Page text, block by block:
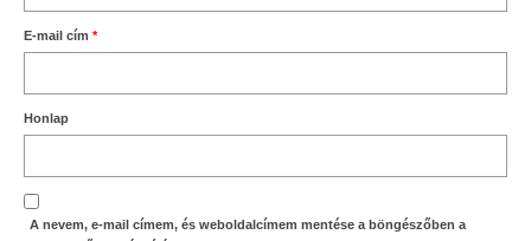
E-mail cím *
Honlap
A nevem, e-mail címem, és weboldalcímem mentése a böngészőben a